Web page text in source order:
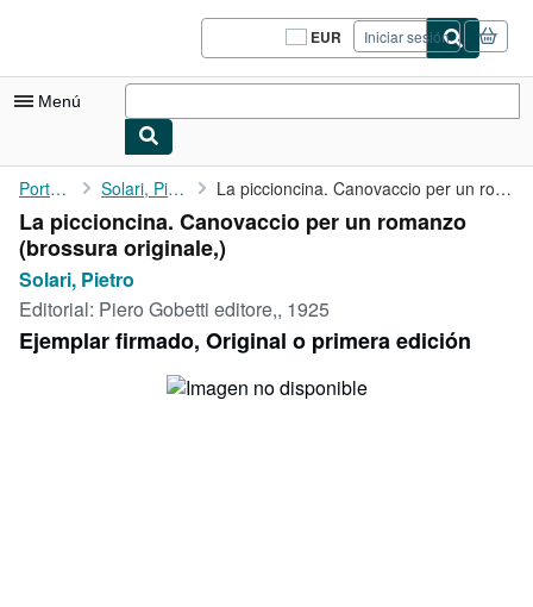
Pasar al contenido principal
EUR
Preferencias
de
del
Iniciar sesión
Menú
Mi cuenta
Consultar mis pedidos
Cerrar sesión
Búsqueda avanzada
Colecciones
Portada Solari, Pietro La piccioncina. Canovaccio per un romanzo
La piccioncina. Canovaccio per un romanzo
(brossura originale,)
Solari, Pietro
Editorial: Piero Gobetti editore,, 1925
Ejemplar firmado, Original o primera edición